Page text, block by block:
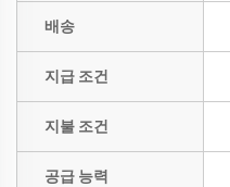
배송
지급 조건
지불 조건
공급 능력